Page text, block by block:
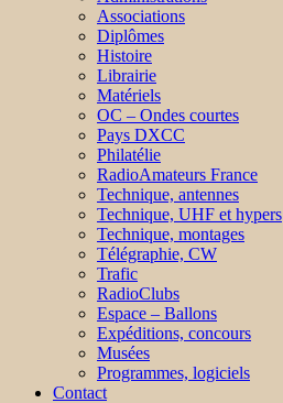
Associations
Diplômes
Histoire
Librairie
Matériels
OC – Ondes courtes
Pays DXCC
Philatélie
RadioAmateurs France
Technique, antennes
Technique, UHF et hypers
Technique, montages
Télégraphie, CW
Trafic
RadioClubs
Espace – Ballons
Expéditions, concours
Musées
Programmes, logiciels
Contact